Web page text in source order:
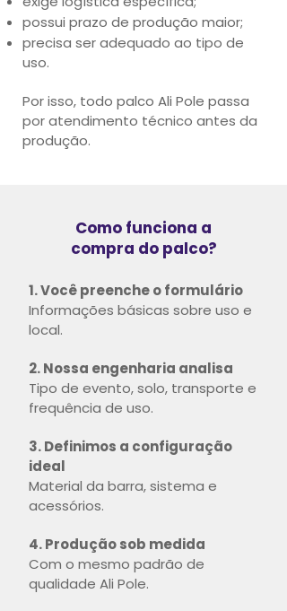
possui prazo de produção maior;
precisa ser adequado ao tipo de
uso.
Por isso, todo palco Ali Pole passa
por atendimento técnico antes da
produção.
Como funciona a
compra do palco?
1. Você preenche o formulário
Informações básicas sobre uso e
local.
2. Nossa engenharia analisa
Tipo de evento, solo, transporte e
frequência de uso.
3. Definimos a configuração
ideal
Material da barra, sistema e
acessórios.
4. Produção sob medida
Com o mesmo padrão de
qualidade Ali Pole.